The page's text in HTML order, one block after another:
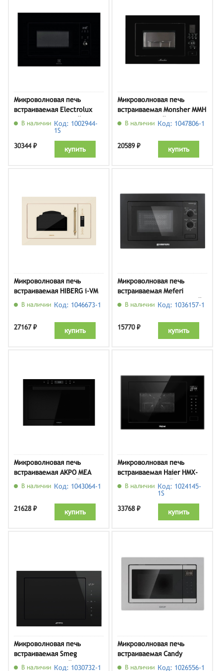
Микроволновая печь
встраиваемая Electrolux
LMS2203EMK, черный
В наличии Код: 1002944-
1S
30344 ₽
купить
Микроволновая печь
встраиваемая Monsher MMH
2050 B, черный
В наличии Код: 1047806-1
20589 ₽ купить
Микроволновая печь
встраиваемая HIBERG i-VM
8505 Y, бежевое стекло
В наличии Код: 1046673-1
27167 ₽ купить
Микроволновая печь
встраиваемая Meferi
MMO6020BK LIGHT, черный
В наличии Код: 1036157-1
15770 ₽ купить
Микроволновая печь
встраиваемая AKPO MEA
2502 Flat BL, черный
В наличии Код: 1043064-1
21628 ₽ купить
Микроволновая печь
встраиваемая Haier HMX-
BTG259B, черный
В наличии Код: 1024145-
1S
33768 ₽
купить
Микроволновая печь
встраиваемая Smeg
FMI625CN, черный
В наличии Код: 1030732-1
Микроволновая печь
встраиваемая Candy
CMXBTG218X
В наличии Код: 1026556-1